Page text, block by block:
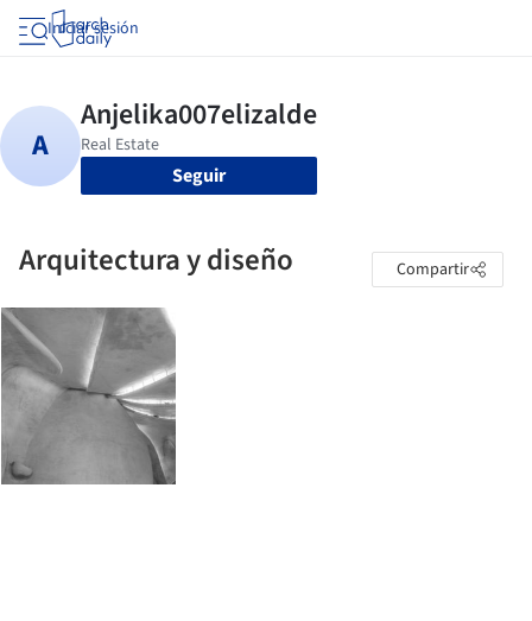
Iniciar sesión
Seguir
Arquitectura y diseño Compartir